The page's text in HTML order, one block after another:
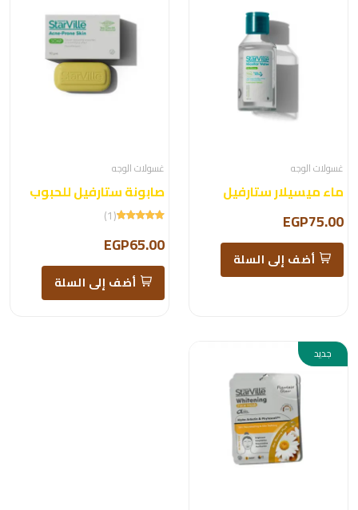
غسولات الوجه
ماء ميسيلار ستارفيل
EGP75.00
أضف إلى السلة
غسولات الوجه
صابونة ستارفيل للحبوب
(1)
EGP65.00
أضف إلى السلة
جديد